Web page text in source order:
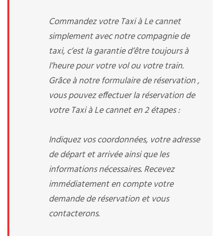
Commandez votre Taxi à Le cannet
simplement avec notre compagnie de
taxi, c’est la garantie d’être toujours à
l’heure pour votre vol ou votre train.
Grâce à notre formulaire de réservation ,
vous pouvez effectuer la réservation de
votre Taxi à Le cannet en 2 étapes :
Indiquez vos coordonnées, votre adresse
de départ et arrivée ainsi que les
informations nécessaires. Recevez
immédiatement en compte votre
demande de réservation et vous
contacterons.